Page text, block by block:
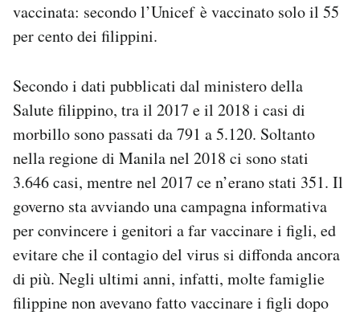
Hai bisogno di aiuto?
vaccinata: secondo l’Unicef è vaccinato solo il 55
per cento dei filippini.
Secondo i dati pubblicati dal ministero della
Salute filippino, tra il 2017 e il 2018 i casi di
morbillo sono passati da 791 a 5.120. Soltanto
nella regione di Manila nel 2018 ci sono stati
3.646 casi, mentre nel 2017 ce n’erano stati 351. Il
governo sta avviando una campagna informativa
per convincere i genitori a far vaccinare i figli, ed
evitare che il contagio del virus si diffonda ancora
di più. Negli ultimi anni, infatti, molte famiglie
filippine non avevano fatto vaccinare i figli dopo